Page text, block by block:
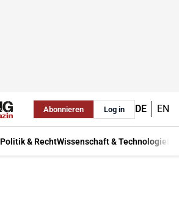
Abonnieren Log in DE EN
Politik & RechtWissenschaft & Technologie